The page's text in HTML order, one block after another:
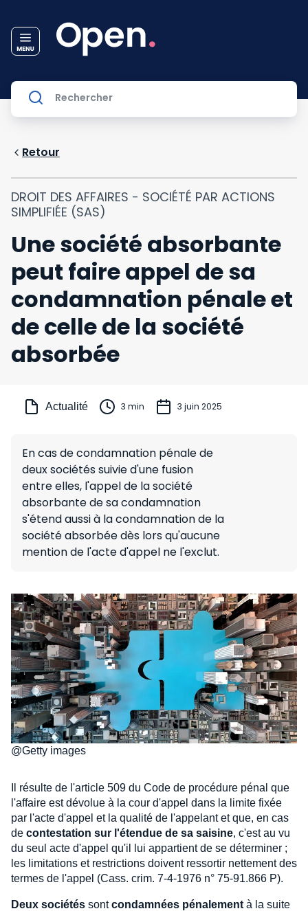
Retour
DROIT DES AFFAIRES - SOCIÉTÉ PAR ACTIONS
SIMPLIFIÉE (SAS)
Une société absorbante
peut faire appel de sa
condamnation pénale et
de celle de la société
absorbée
Actualité 3 min 3 juin 2025
En cas de condamnation pénale de
deux sociétés suivie d'une fusion
entre elles, l'appel de la société
absorbante de sa condamnation
s'étend aussi à la condamnation de la
société absorbée dès lors qu'aucune
mention de l'acte d'appel ne l'exclut.
@Getty images
Il résulte de l'article 509 du Code de procédure pénal que
l'affaire est dévolue à la cour d'appel dans la limite fixée
par l'acte d'appel et la qualité de l'appelant et que, en cas
de contestation sur l'étendue de sa saisine, c'est au vu
du seul acte d'appel qu'il lui appartient de se déterminer ;
les limitations et restrictions doivent ressortir nettement des
termes de l'appel (Cass. crim. 7-4-1976 n° 75-91.866 P).
Deux sociétés sontcondamnées pénalement à la suite